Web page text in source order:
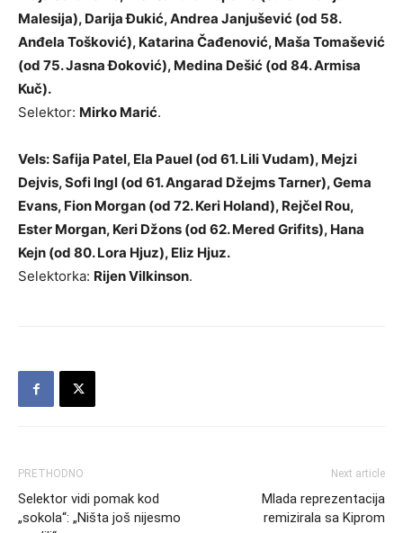
Malesija), Darija Đukić, Andrea Janjušević (od 58.
Anđela Tošković), Katarina Čađenović, Maša Tomašević
(od 75. Jasna Đoković), Medina Dešić (od 84. Armisa
Kuč).
Selektor: Mirko Marić.
Vels: Safija Patel, Ela Pauel (od 61. Lili Vudam), Mejzi
Dejvis, Sofi Ingl (od 61. Angarad Džejms Tarner), Gema
Evans, Fion Morgan (od 72. Keri Holand), Rejčel Rou,
Ester Morgan, Keri Džons (od 62. Mered Grifits), Hana
Kejn (od 80. Lora Hjuz), Eliz Hjuz.
Selektorka: Rijen Vilkinson.
PRETHODNO
Selektor vidi pomak kod
„sokola“: „Ništa još nijesmo
Next article
Mlada reprezentacija
remizirala sa Kiprom